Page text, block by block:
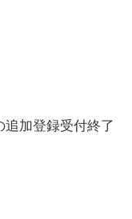
加登録受付終了